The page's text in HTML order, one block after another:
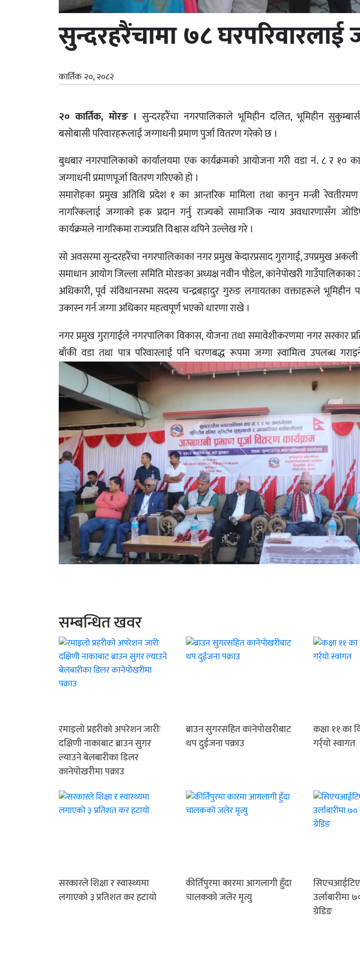
सुन्दरहरैंचामा ७८ घरपरिवारलाई
कार्तिक २०, २०८२
२० कार्तिक, मोरङ । सुन्दरहरैंचा नगरपालिकाले भूमिहीन दलित, भूमिहीन
बसोबासी परिवारहरूलाई जग्गाधनी प्रमाण पुर्जा वितरण गरेको छ ।
बुधबार नगरपालिकाको कार्यालयमा एक कार्यक्रमको आयोजना गरी वडा नं. ८ र १०
जग्गाधनी प्रमाणपूर्जा वितरण गरिएको हो ।
समारोहका प्रमुख अतिथि प्रदेश १ का आन्तरिक मामिला तथा कानुन मन्त्री
नागरिकलाई जग्गाको हक प्रदान गर्नु राज्यको सामाजिक न्याय अवधारणासँग
कार्यक्रमले नागरिकमा राज्यप्रति विश्वास थपिने उल्लेख गरे ।
सो अवसरमा सुन्दरहरैंचा नगरपालिकाका नगर प्रमुख केदारप्रसाद गुरागाई, उपप्रमुख
समाधान आयोग जिल्ला समिति मोरङका अध्यक्ष नवीन पौडेल, कानेपोखरी गाउँपालिकाका
अधिकारी, पूर्व संविधानसभा सदस्य चन्द्रबहादुर गुरुङ लगायतका वक्ताहरूले भूमिहीन
उकास्न गर्न जग्गा अधिकार महत्वपूर्ण भएको धारणा राखे ।
नगर प्रमुख गुरागाईले नगरपालिका विकास, योजना तथा समावेशीकरणमा नगर सरकार
बाँकी वडा तथा पात्र परिवारलाई पनि चरणबद्ध रूपमा जग्गा स्वामित्व उपलब्ध
सम्बन्धित खवर
रमाइलो प्रहरीको अपरेशन जारीः
दक्षिणी नाकाबाट ब्राउन सुगर
ल्याउने बेलबारीका डिलर
कानेपोखरीमा पक्राउ
ब्राउन सुगरसहित कानेपोखरीबाट
थप दुईजना पक्राउ
कक्षा ११ का
गर्र्यो स्वागत
सरकारले शिक्षा र स्वास्थ्यमा
लगाएको ३ प्रतिशत कर हटायो
कीर्तिपुरमा कारमा आगलागी हुँदा
चालकको जलेर मृत्यु
ग्रेडिङ